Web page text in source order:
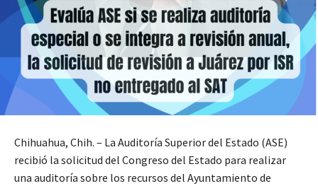
Chihuahua, Chih. – La Auditoría Superior del Estado (ASE)
recibió la solicitud del Congreso del Estado para realizar
una auditoría sobre los recursos del Ayuntamiento de